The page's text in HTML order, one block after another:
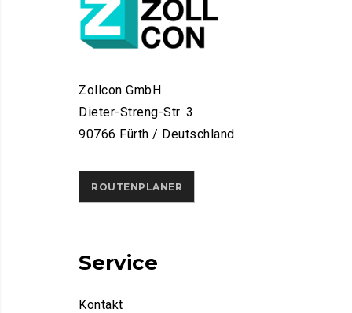
Zollcon GmbH
Dieter-Streng-Str. 3
90766 Fürth / Deutschland
ROUTENPLANER
Service
Kontakt